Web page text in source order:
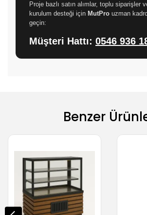
Proje bazlı satın alımlar, toplu siparişler
kurulum desteği için MutPro uzman
geçin:
Müşteri Hattı: 0546 936
Benzer